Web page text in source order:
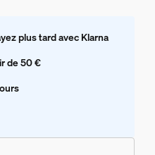
plus tard avec Klarna
de 50 €